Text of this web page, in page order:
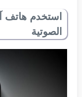
استخدم هاتف
الصوتية